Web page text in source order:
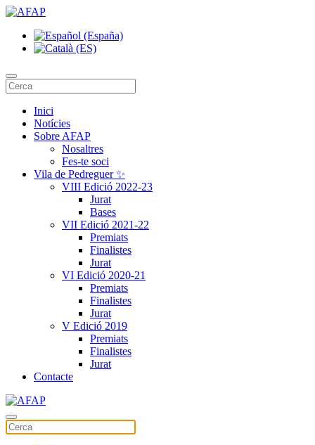
Inici
Notícies
Sobre AFAP
Nosaltres
Fes-te soci
Vila de Pedreguer ✨
VIII Edició 2022-23
Jurat
Bases
VII Edició 2021-22
Premiats
Finalistes
Jurat
VI Edició 2020-21
Premiats
Finalistes
Jurat
V Edició 2019
Premiats
Finalistes
Jurat
Contacte